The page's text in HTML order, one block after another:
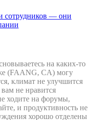
сотрудников — они
на каких-то
(FAANG, CA) могу
климат не улучшится
не нравится
ходите на форумы,
и продуктивность не
хорошо отделены